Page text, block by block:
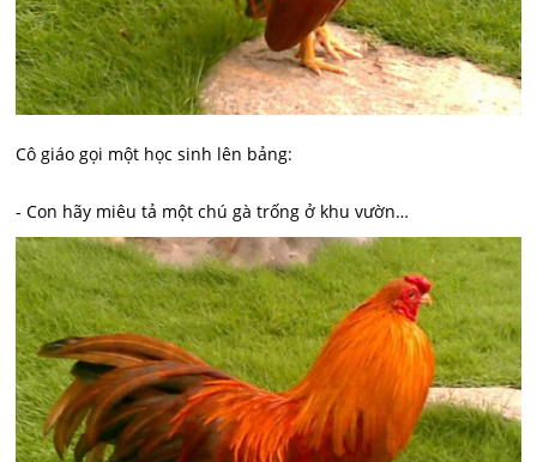
Cô giáo gọi một học sinh lên bảng:
- Con hãy miêu tả một chú gà trống ở khu vườn…